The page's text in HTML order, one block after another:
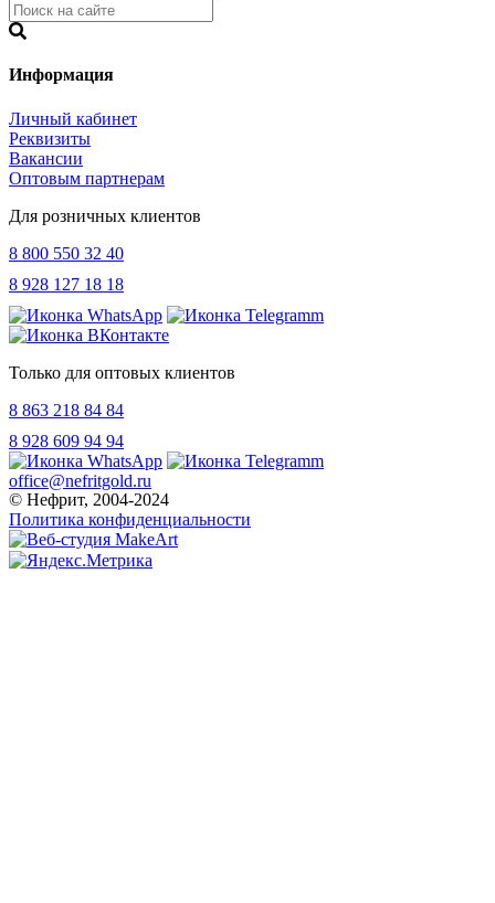
Информация
Личный кабинет
Реквизиты
Вакансии
Оптовым партнерам
Для розничных клиентов
8 800 550 32 40
8 928 127 18 18
Только для оптовых клиентов
8 863 218 84 84
8 928 609 94 94
office@nefritgold.ru
© Нефрит, 2004-2024
Политика конфиденциальности